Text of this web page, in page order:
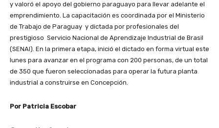
y valoró el apoyo del gobierno paraguayo para llevar adelante el
emprendimiento. La capacitación es coordinada por el Ministerio
de Trabajo de Paraguay y dictada por profesionales del
prestigioso Servicio Nacional de Aprendizaje Industrial de Brasil
(SENAI). En la primera etapa, inició el dictado en forma virtual este
lunes para avanzar en el programa con 200 personas, de un total
de 350 que fueron seleccionadas para operar la futura planta
industrial a construirse en Concepción.
Por Patricia Escobar